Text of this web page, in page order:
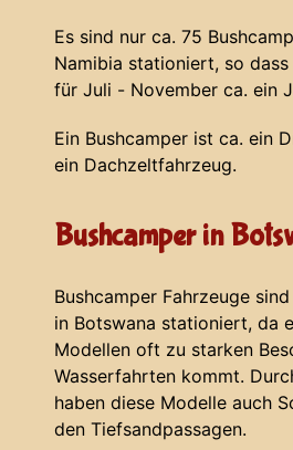
Es sind nur ca. 75
Namibia stationiert, so
für Juli - November ca. ein
Ein Bushcamper ist ca. ein
ein Dachzeltfahrzeug.
Bushcamper in
Bushcamper Fahrzeuge
in Botswana stationiert, da
Modellen oft zu starken
Wasserfahrten kommt.
haben diese Modelle auch
den Tiefsandpassagen.